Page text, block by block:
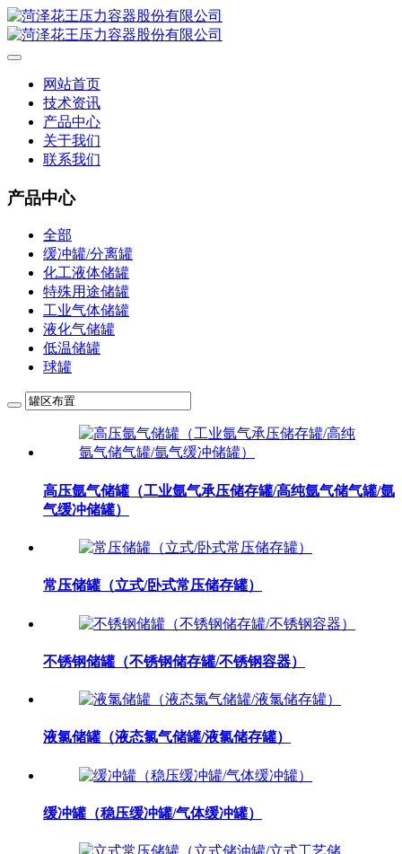
网站首页
技术资讯
产品中心
关于我们
联系我们
产品中心
全部
缓冲罐/分离罐
化工液体储罐
特殊用途储罐
工业气体储罐
液化气储罐
低温储罐
球罐
高压氩气储罐（工业氩气承压储存罐/高纯氩气储气罐/氩
气缓冲储罐）
常压储罐（立式/卧式常压储存罐）
不锈钢储罐（不锈钢储存罐/不锈钢容器）
液氯储罐（液态氯气储罐/液氯储存罐）
缓冲罐（稳压缓冲罐/气体缓冲罐）